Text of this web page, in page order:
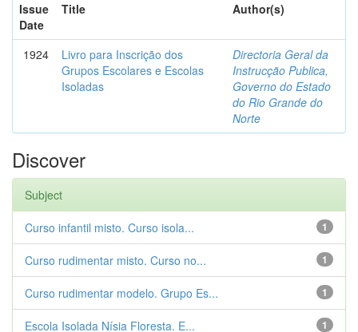
Issue
Date
Title Author(s)
1924
Livro para Inscrição dos
Grupos Escolares e Escolas
Isoladas
Directoria Geral da
Instrucção Publica,
Governo do Estado
do Rio Grande do
Norte
Discover
Subject
1
Curso infantil misto. Curso isola...
1
Curso rudimentar misto. Curso no...
1
Curso rudimentar modelo. Grupo Es...
1
Escola Isolada Nísia Floresta. E...